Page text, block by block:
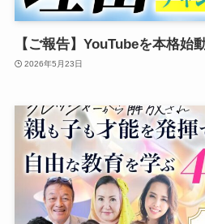
【ご報告】YouTubeを本格始
2026年5月23日